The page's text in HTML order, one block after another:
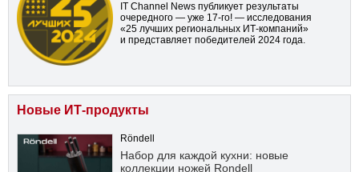
IT Channel News публикует результаты
очередного — уже 17-го! — исследования
«25 лучших региональных ИТ-компаний»
и представляет победителей 2024 года.
Новые ИТ-продукты
Röndell
Набор для каждой кухни: новые
коллекции ножей Rondell